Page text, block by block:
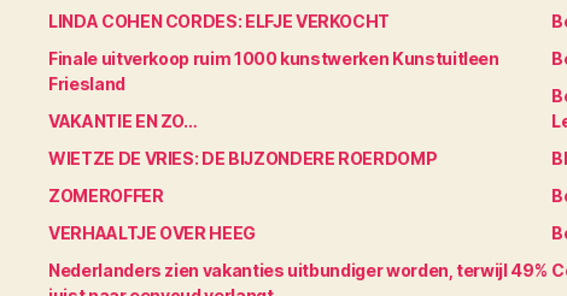
LINDA COHEN CORDES: ELFJE VERKOCHT
Finale uitverkoop ruim 1000 kunstwerken Kunstuitleen
Friesland
VAKANTIE EN ZO…
WIETZE DE VRIES: DE BIJZONDERE ROERDOMP
ZOMEROFFER
VERHAALTJE OVER HEEG
Nederlanders zien vakanties uitbundiger worden, terwijl 49%